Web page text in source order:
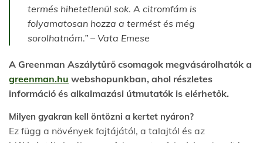
termés hihetetlenül sok. A citromfám is
folyamatosan hozza a termést és még
sorolhatnám.” – Vata Emese
A Greenman Aszálytűrő csomagok megvásárolhatók a
greenman.hu webshopunkban, ahol részletes
információ és alkalmazási útmutatók is elérhetők.
Milyen gyakran kell öntözni a kertet nyáron?
Ez függ a növények fajtájától, a talajtól és az